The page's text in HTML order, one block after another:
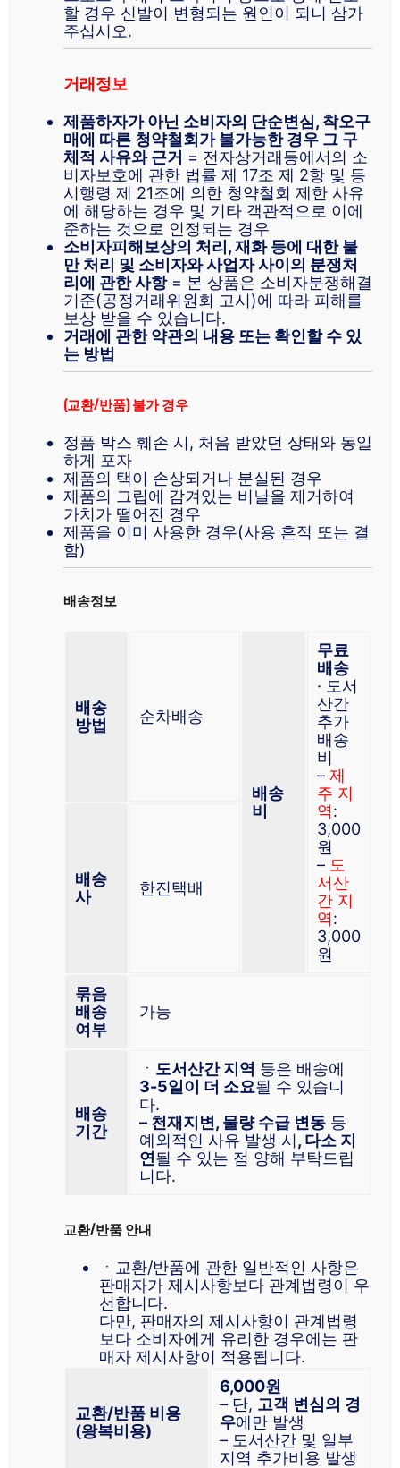
할 경우 신발이 변형되는 원인이 되니 삼가
주십시오.
거래정보
제품하자가 아닌 소비자의 단순변심, 착오구
매에 따른 청약철회가 불가능한 경우 그 구
체적 사유와 근거 = 전자상거래등에서의 소
비자보호에 관한 법률 제 17조 제 2항 및 등
시행령 제 21조에 의한 청약철회 제한 사유
에 해당하는 경우 및 기타 객관적으로 이에
준하는 것으로 인정되는 경우
소비자피해보상의 처리, 재화 등에 대한 불
만 처리 및 소비자와 사업자 사이의 분쟁처
리에 관한 사항= 본 상품은 소비자분쟁해결
기준(공정거래위원회 고시)에 따라 피해를
보상 받을 수 있습니다.
거래에 관한 약관의 내용 또는 확인할 수 있
는 방법
(교환/반품) 불가 경우
정품 박스 훼손 시, 처음 받았던 상태와 동일
하게 포자
제품의 택이 손상되거나 분실된 경우
제품의 그립에 감겨있는 비닐을 제거하여
가치가 떨어진 경우
제품을 이미 사용한 경우(사용 흔적 또는 결
함)
배송정보
배송
방법
순차배송
배송
비
무료
배송
· 도서
산간
추가
배송
비
– 제
주 지
역:
3,000
원
– 도
서산
간 지
역:
3,000
원
배송
사
한진택배
묶음
배송
여부
가능
배송
기간
ㆍ 도서산간 지역 등은 배송에
3-5일이 더 소요될 수 있습니
다.
– 천재지변, 물량 수급 변동 등
예외적인 사유 발생 시, 다소 지
연될 수 있는 점 양해 부탁드립
니다.
교환/반품 안내
ㆍ교환/반품에 관한 일반적인 사항은
판매자가 제시사항보다 관계법령이 우
선합니다.
다만, 판매자의 제시사항이 관계법령
보다 소비자에게 유리한 경우에는 판
매자 제시사항이 적용됩니다.
교환/반품 비용
(왕복비용)
6,000원
– 단, 고객 변심의 경
우에만 발생
– 도서산간 및 일부
지역 추가비용 발생